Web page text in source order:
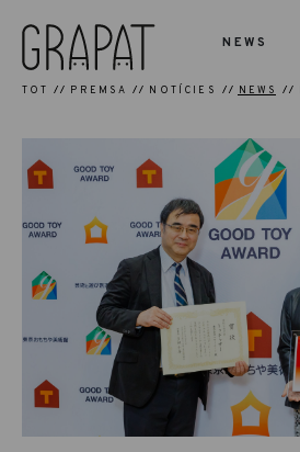
NEWS
TOT PREMSA NOTÍCIES NEWS